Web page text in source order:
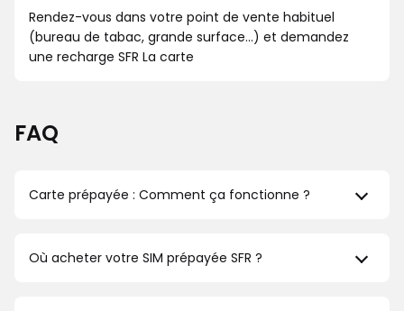
Rendez-vous dans votre point de vente habituel
(bureau de tabac, grande surface...) et demandez
une recharge SFR La carte
FAQ
Carte prépayée : Comment ça fonctionne ?
Où acheter votre SIM prépayée SFR ?